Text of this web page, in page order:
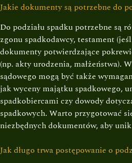
Jakie dokumenty są potrzebne do
Do podziału spadku potrzebne są
zgonu spadkodawcy, testament
dokumenty potwierdzające
(np. akty urodzenia, małżeństwa).
sądowego mogą być także
jak wyceny majątku spadkowego,
spadkobiercami czy dowody
spadkowych. Warto przygotować
niezbędnych dokumentów, aby
Jak długo trwa postępowanie o